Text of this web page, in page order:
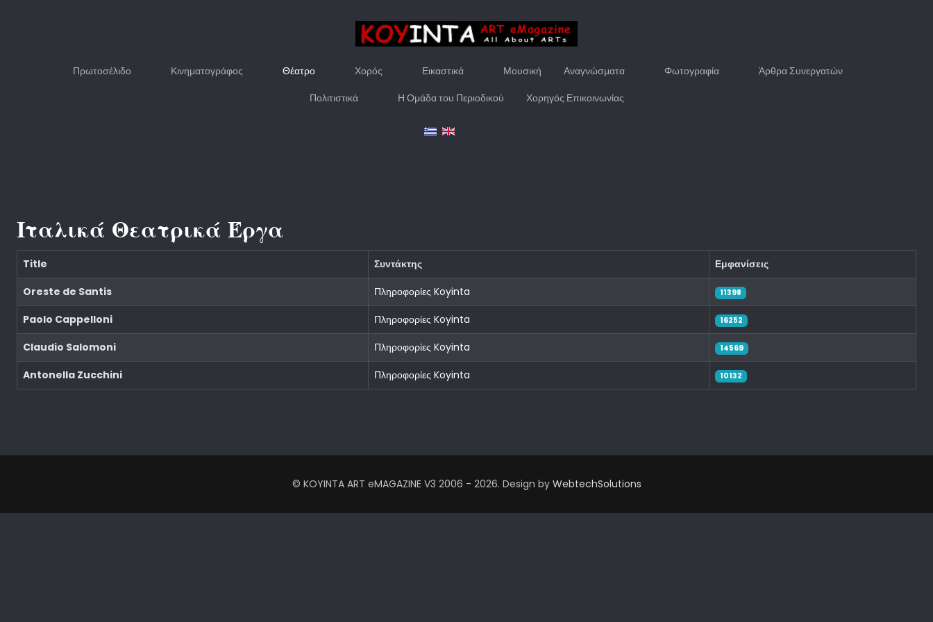
Πρωτοσέλιδο Κινηματογράφος Θέατρο Χορός Εικαστικά Μουσική Αναγνώσματα Φωτογραφία Άρθρα Συνεργατών
Πολιτιστικά Η Ομάδα του Περιοδικού Χορηγός Επικοινωνίας
Ιταλικά Θεατρικά Έργα
Title Συντάκτης
Εμφανίσεις
Oreste de Santis
Πληροφορίες Koyinta 11398
Paolo Cappelloni Πληροφορίες Koyinta 16252
Claudio Salomoni Πληροφορίες Koyinta 14569
Antonella Zucchini Πληροφορίες Koyinta 10132
© KOYINTA ART eMAGAZINE V3 2006 - 2026. Design by WebtechSolutions